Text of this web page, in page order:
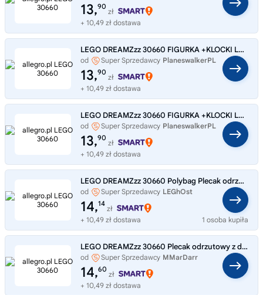
13,90
zł
+ 10,49 zł dostawa
LEGO DREAMZzz 30660 FIGURKA +KLOCKI LUDZIK PLECAK ODRZUTOWY NIETOPERZ
od Super Sprzedawcy PlaneswalkerPL
13,90
zł
+ 10,49 zł dostawa
LEGO DREAMZzz 30660 FIGURKA +KLOCKI LUDZIK PLECAK ODRZUTOWY NIETOPERZ
od Super Sprzedawcy PlaneswalkerPL
13,90
zł
+ 10,49 zł dostawa
LEGO DREAMZzz 30660 Polybag Plecak odrzutowy z dopalaczami Zoey NOWY
od Super Sprzedawcy LEGhOst
14,14
zł
+ 10,49 zł dostawa
1 osoba kupiła
LEGO DREAMZzz 30660 Plecak odrzutowy z dopalaczami Zoey
od Super Sprzedawcy MMarDarr
14,60
zł
+ 10,49 zł dostawa